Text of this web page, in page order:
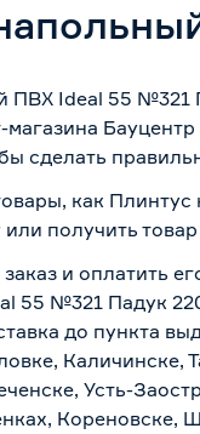
ПВХ Ideal 55 №321
магазина
сделать
как
получить
и оплатить
55 №321 Падук
до пункта
Каличинске,
Усть-
Кореновске,